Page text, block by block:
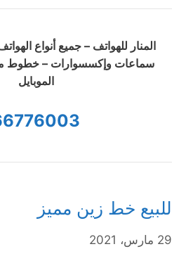
المنار للهواتف – جميع أنواع
سماعات وإكسسوارات – خطوط
الموبايل
للبيع خط زين مميز
29 مارس، 2021